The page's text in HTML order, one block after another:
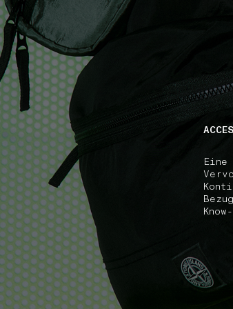
NAVIGATION.ARIA.GOTOMAINCONTENT
Eine